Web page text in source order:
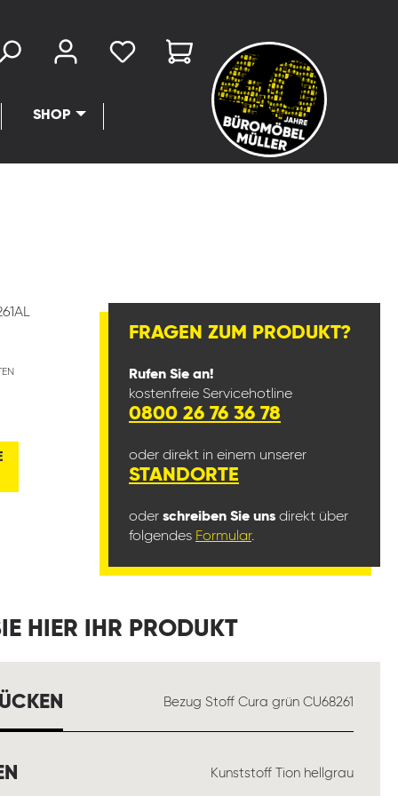
SHOP
FRAGEN ZUM PRODUKT?
Rufen Sie an!
kostenfreie Servicehotline
0800 26 76 36 78
oder direkt in einem unserer
STANDORTE
oder schreiben Sie uns direkt über
folgendes Formular.
HIER IHR PRODUKT
AUSWÄHLENBezug Stoff Cura grün CU68261
Kunststoff Tion hellgrau